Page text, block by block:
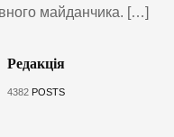
майданчика. […]
Редакція
4382 POSTS